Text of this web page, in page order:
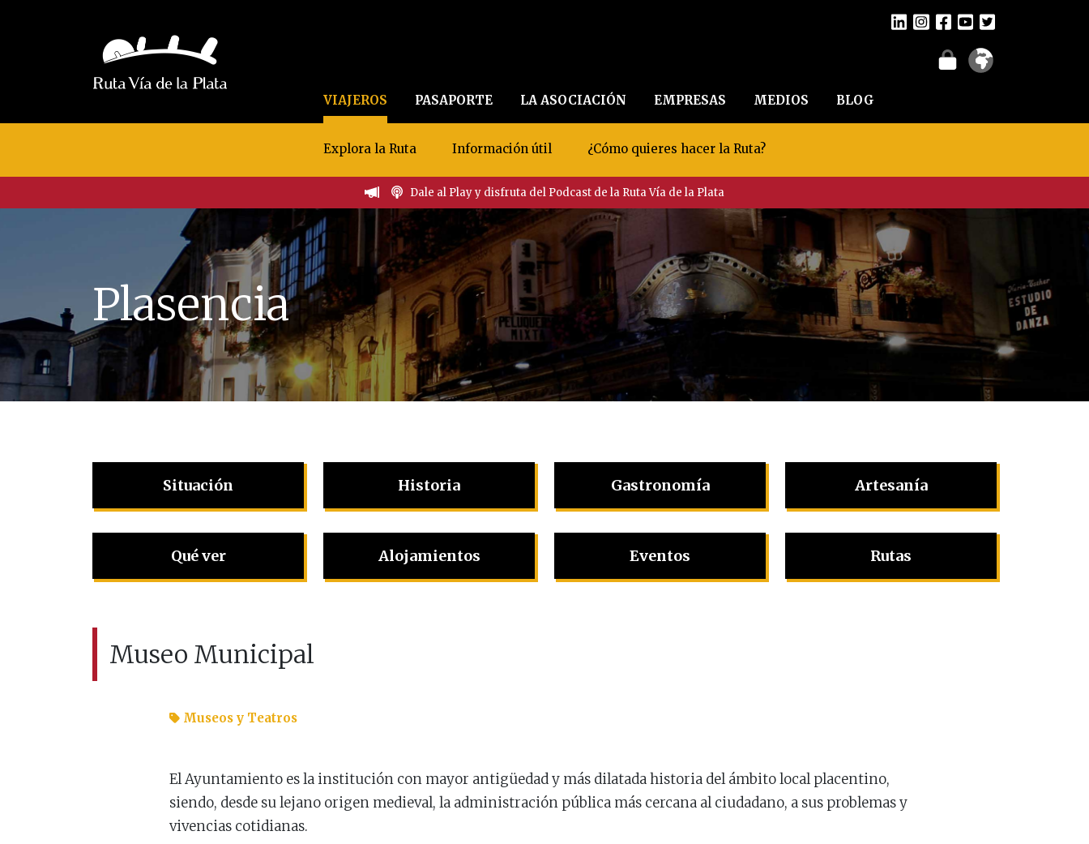
VIAJEROS PASAPORTE LA ASOCIACIÓN EMPRESAS MEDIOS BLOG
Explora la Ruta Información útil ¿Cómo quieres hacer la Ruta?
Dale al Play y disfruta del Podcast de la Ruta Vía de la Plata
Plasencia
Situación Historia
Qué ver Alojamientos
Gastronomía Artesanía
Eventos Rutas
Museo Municipal
Museos y Teatros
El Ayuntamiento es la institución con mayor antigüedad y más dilatada historia del ámbito local placentino,
siendo, desde su lejano origen medieval, la administración pública más cercana al ciudadano, a sus problemas y
vivencias cotidianas.